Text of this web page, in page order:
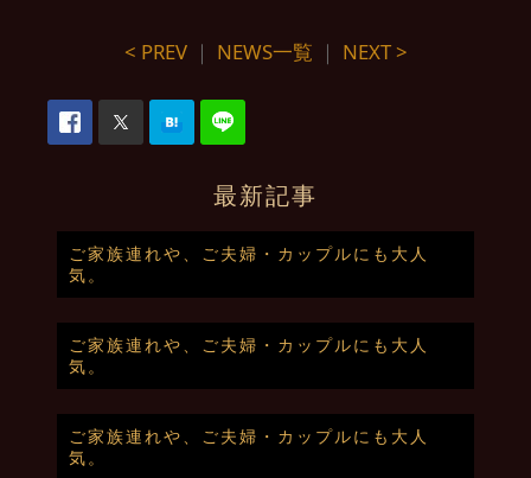
< PREV｜ NEWS一覧 ｜ NEXT >
最新記事
ご家族連れや、ご夫婦・カップルにも大人
気。
ご家族連れや、ご夫婦・カップルにも大人
気。
ご家族連れや、ご夫婦・カップルにも大人
気。